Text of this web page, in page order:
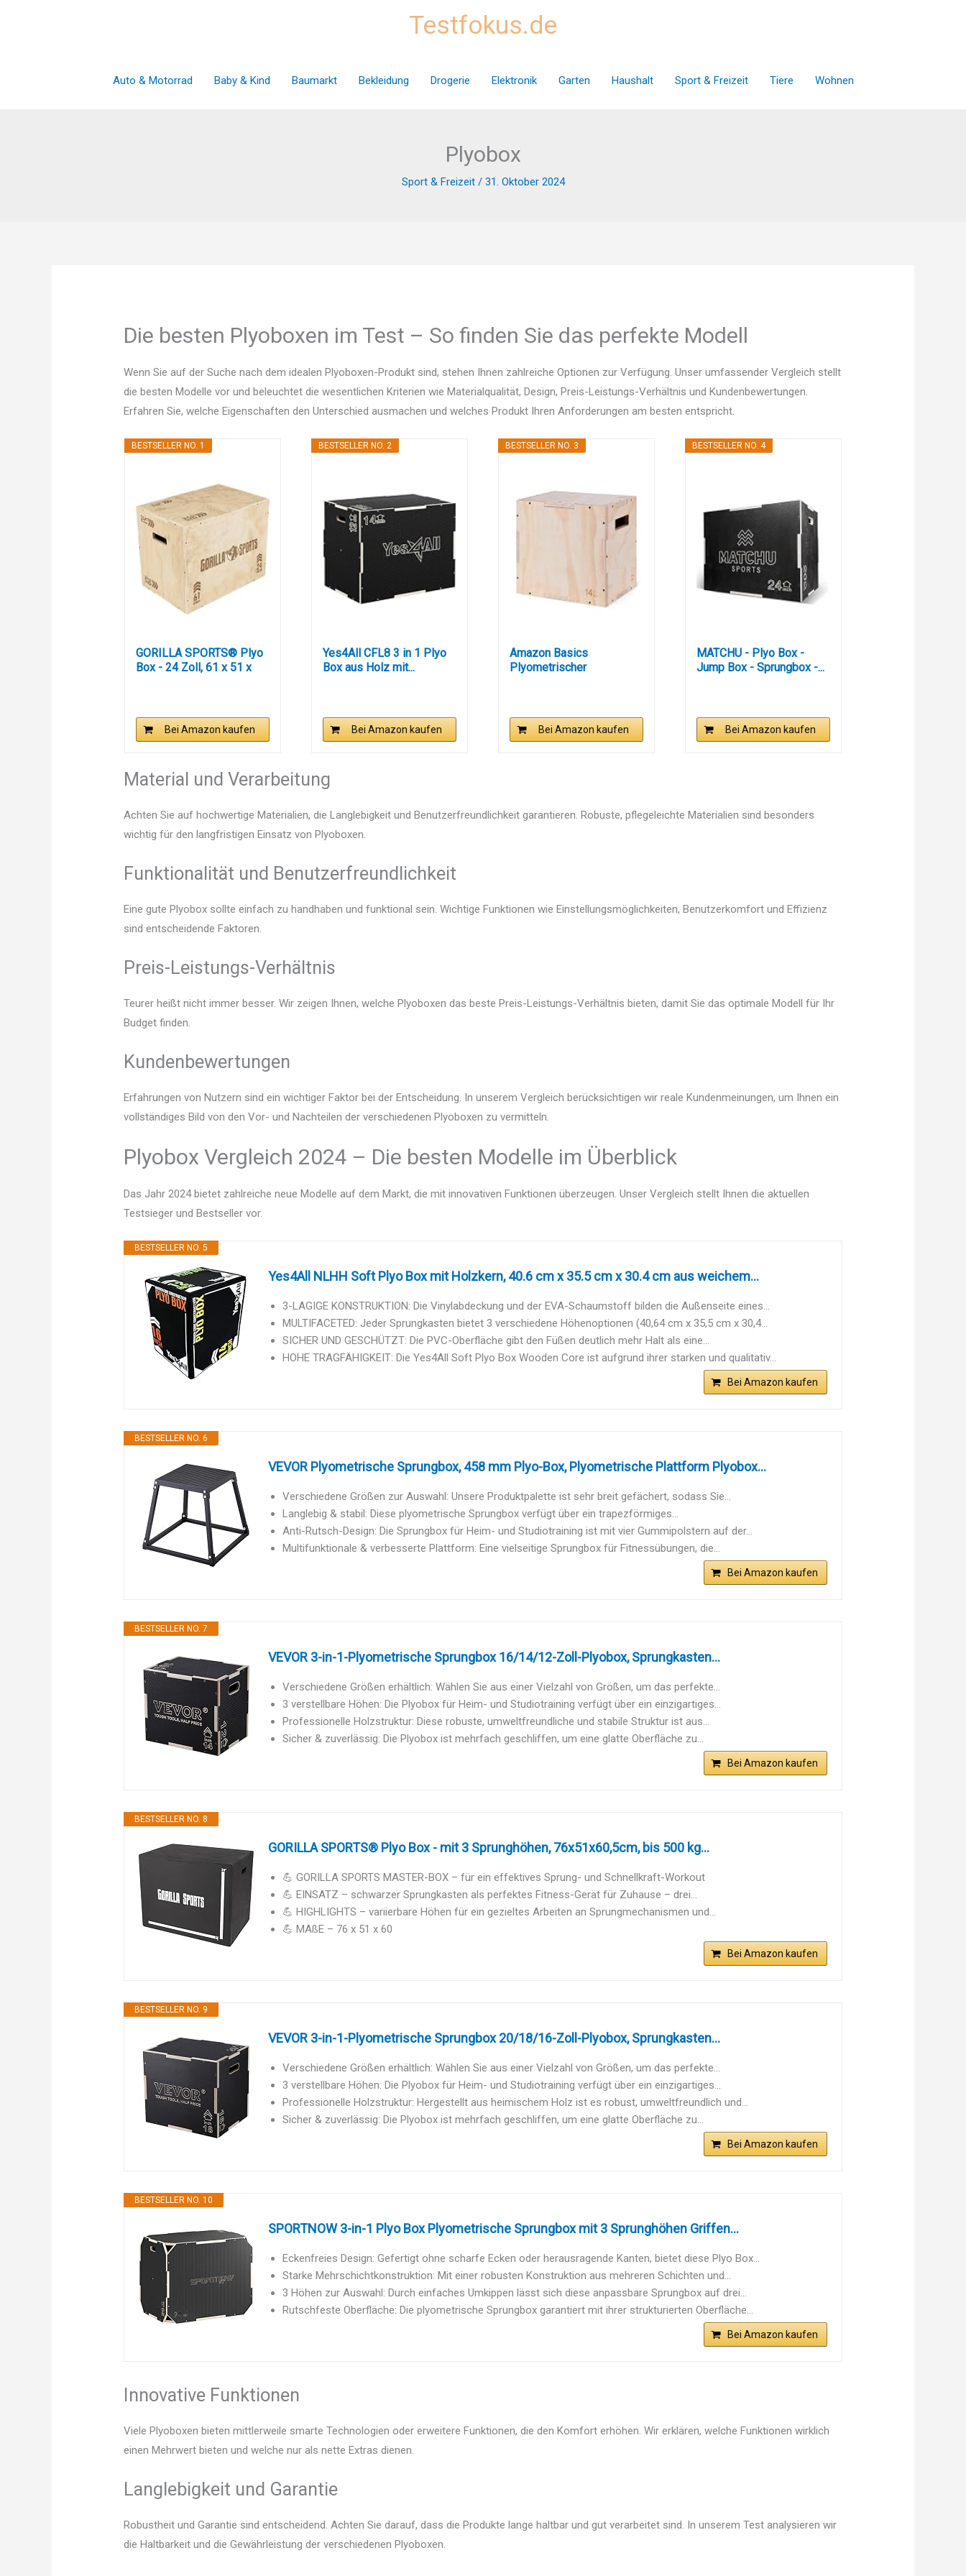
Testfokus.de
Auto & Motorrad Baby & Kind Baumarkt Bekleidung Drogerie Elektronik Garten Haushalt Sport & Freizeit Tiere Wohnen
Plyobox
Sport & Freizeit/ 31. Oktober 2024
Die besten Plyoboxen im Test – So finden Sie das perfekte Modell
Wenn Sie auf der Suche nach dem idealen Plyoboxen-Produkt sind, stehen Ihnen zahlreiche Optionen zur Verfügung. Unser umfassender Vergleich stellt
die besten Modelle vor und beleuchtet die wesentlichen Kriterien wie Materialqualität, Design, Preis-Leistungs-Verhältnis und Kundenbewertungen.
Erfahren Sie, welche Eigenschaften den Unterschied ausmachen und welches Produkt Ihren Anforderungen am besten entspricht.
BESTSELLER NO. 1
GORILLA SPORTS® Plyo
Box - 24 Zoll, 61 x 51 x
Bei Amazon kaufen
BESTSELLER NO. 2
Yes4All CFL8 3 in 1 Plyo
Box aus Holz mit...
Bei Amazon kaufen
BESTSELLER NO. 3
Amazon Basics
Plyometrischer
Bei Amazon kaufen
BESTSELLER NO. 4
MATCHU - Plyo Box -
Jump Box - Sprungbox -...
Bei Amazon kaufen
Material und Verarbeitung
Achten Sie auf hochwertige Materialien, die Langlebigkeit und Benutzerfreundlichkeit garantieren. Robuste, pflegeleichte Materialien sind besonders
wichtig für den langfristigen Einsatz von Plyoboxen.
Funktionalität und Benutzerfreundlichkeit
Eine gute Plyobox sollte einfach zu handhaben und funktional sein. Wichtige Funktionen wie Einstellungsmöglichkeiten, Benutzerkomfort und Effizienz
sind entscheidende Faktoren.
Preis-Leistungs-Verhältnis
Teurer heißt nicht immer besser. Wir zeigen Ihnen, welche Plyoboxen das beste Preis-Leistungs-Verhältnis bieten, damit Sie das optimale Modell für Ihr
Budget finden.
Kundenbewertungen
Erfahrungen von Nutzern sind ein wichtiger Faktor bei der Entscheidung. In unserem Vergleich berücksichtigen wir reale Kundenmeinungen, um Ihnen ein
vollständiges Bild von den Vor- und Nachteilen der verschiedenen Plyoboxen zu vermitteln.
Plyobox Vergleich 2024 – Die besten Modelle im Überblick
Das Jahr 2024 bietet zahlreiche neue Modelle auf dem Markt, die mit innovativen Funktionen überzeugen. Unser Vergleich stellt Ihnen die aktuellen
Testsieger und Bestseller vor.
BESTSELLER NO. 5
Yes4All NLHH Soft Plyo Box mit Holzkern, 40.6 cm x 35.5 cm x 30.4 cm aus weichem...
3-LAGIGE KONSTRUKTION: Die Vinylabdeckung und der EVA-Schaumstoff bilden die Außenseite eines...
MULTIFACETED: Jeder Sprungkasten bietet 3 verschiedene Höhenoptionen (40,64 cm x 35,5 cm x 30,4...
SICHER UND GESCHÜTZT: Die PVC-Oberfläche gibt den Füßen deutlich mehr Halt als eine...
HOHE TRAGFÄHIGKEIT: Die Yes4All Soft Plyo Box Wooden Core ist aufgrund ihrer starken und qualitativ...
Bei Amazon kaufen
BESTSELLER NO. 6
VEVOR Plyometrische Sprungbox, 458 mm Plyo-Box, Plyometrische Plattform Plyobox...
Verschiedene Größen zur Auswahl: Unsere Produktpalette ist sehr breit gefächert, sodass Sie...
Langlebig & stabil: Diese plyometrische Sprungbox verfügt über ein trapezförmiges...
Anti-Rutsch-Design: Die Sprungbox für Heim- und Studiotraining ist mit vier Gummipolstern auf der...
Multifunktionale & verbesserte Plattform: Eine vielseitige Sprungbox für Fitnessübungen, die...
Bei Amazon kaufen
BESTSELLER NO. 7
VEVOR 3-in-1-Plyometrische Sprungbox 16/14/12-Zoll-Plyobox, Sprungkasten...
Verschiedene Größen erhältlich: Wählen Sie aus einer Vielzahl von Größen, um das perfekte...
3 verstellbare Höhen: Die Plyobox für Heim- und Studiotraining verfügt über ein einzigartiges...
Professionelle Holzstruktur: Diese robuste, umweltfreundliche und stabile Struktur ist aus...
Sicher & zuverlässig: Die Plyobox ist mehrfach geschliffen, um eine glatte Oberfläche zu...
Bei Amazon kaufen
BESTSELLER NO. 8
GORILLA SPORTS® Plyo Box - mit 3 Sprunghöhen, 76x51x60,5cm, bis 500 kg...
💪 GORILLA SPORTS MASTER-BOX – für ein effektives Sprung- und Schnellkraft-Workout
💪 EINSATZ – schwarzer Sprungkasten als perfektes Fitness-Gerät für Zuhause – drei...
💪 HIGHLIGHTS – variierbare Höhen für ein gezieltes Arbeiten an Sprungmechanismen und...
💪 MAßE – 76 x 51 x 60
Bei Amazon kaufen
BESTSELLER NO. 9
VEVOR 3-in-1-Plyometrische Sprungbox 20/18/16-Zoll-Plyobox, Sprungkasten...
Verschiedene Größen erhältlich: Wählen Sie aus einer Vielzahl von Größen, um das perfekte...
3 verstellbare Höhen: Die Plyobox für Heim- und Studiotraining verfügt über ein einzigartiges...
Professionelle Holzstruktur: Hergestellt aus heimischem Holz ist es robust, umweltfreundlich und...
Sicher & zuverlässig: Die Plyobox ist mehrfach geschliffen, um eine glatte Oberfläche zu...
Bei Amazon kaufen
BESTSELLER NO. 10
SPORTNOW 3-in-1 Plyo Box Plyometrische Sprungbox mit 3 Sprunghöhen Griffen...
Eckenfreies Design: Gefertigt ohne scharfe Ecken oder herausragende Kanten, bietet diese Plyo Box...
Starke Mehrschichtkonstruktion: Mit einer robusten Konstruktion aus mehreren Schichten und...
3 Höhen zur Auswahl: Durch einfaches Umkippen lässt sich diese anpassbare Sprungbox auf drei...
Rutschfeste Oberfläche: Die plyometrische Sprungbox garantiert mit ihrer strukturierten Oberfläche...
Bei Amazon kaufen
Innovative Funktionen
Viele Plyoboxen bieten mittlerweile smarte Technologien oder erweitere Funktionen, die den Komfort erhöhen. Wir erklären, welche Funktionen wirklich
einen Mehrwert bieten und welche nur als nette Extras dienen.
Langlebigkeit und Garantie
Robustheit und Garantie sind entscheidend. Achten Sie darauf, dass die Produkte lange haltbar und gut verarbeitet sind. In unserem Test analysieren wir
die Haltbarkeit und die Gewährleistung der verschiedenen Plyoboxen.